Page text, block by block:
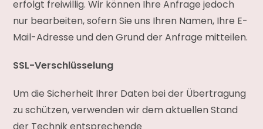
erfolgt freiwillig. Wir können Ihre Anfrage jedoch
nur bearbeiten, sofern Sie uns Ihren Namen, Ihre E-
Mail-Adresse und den Grund der Anfrage mitteilen.
SSL-Verschlüsselung
Um die Sicherheit Ihrer Daten bei der Übertragung
zu schützen, verwenden wir dem aktuellen Stand